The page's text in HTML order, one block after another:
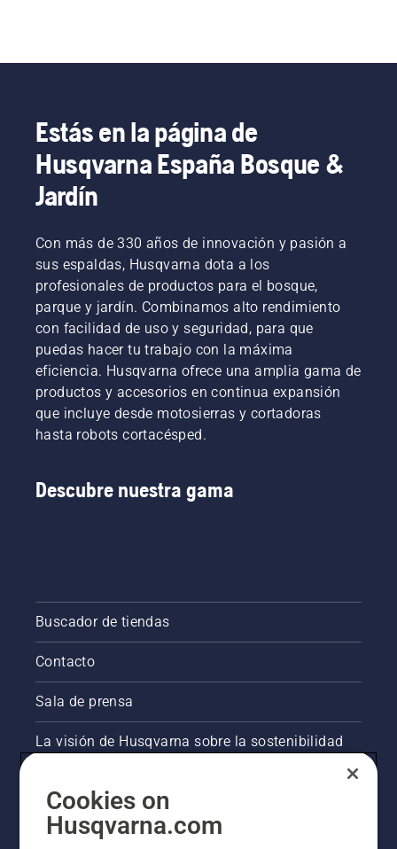
Estás en la página de
Husqvarna España Bosque &
Jardín
Con más de 330 años de innovación y pasión a
sus espaldas, Husqvarna dota a los
profesionales de productos para el bosque,
parque y jardín. Combinamos alto rendimiento
con facilidad de uso y seguridad, para que
puedas hacer tu trabajo con la máxima
eficiencia. Husqvarna ofrece una amplia gama de
productos y accesorios en continua expansión
que incluye desde motosierras y cortadoras
hasta robots cortacésped.
Descubre nuestra gama
Buscador de tiendas
Contacto
Sala de prensa
La visión de Husqvarna sobre la sostenibilidad
Otros sitios de Husqvarna
Cookies on
Husqvarna.com